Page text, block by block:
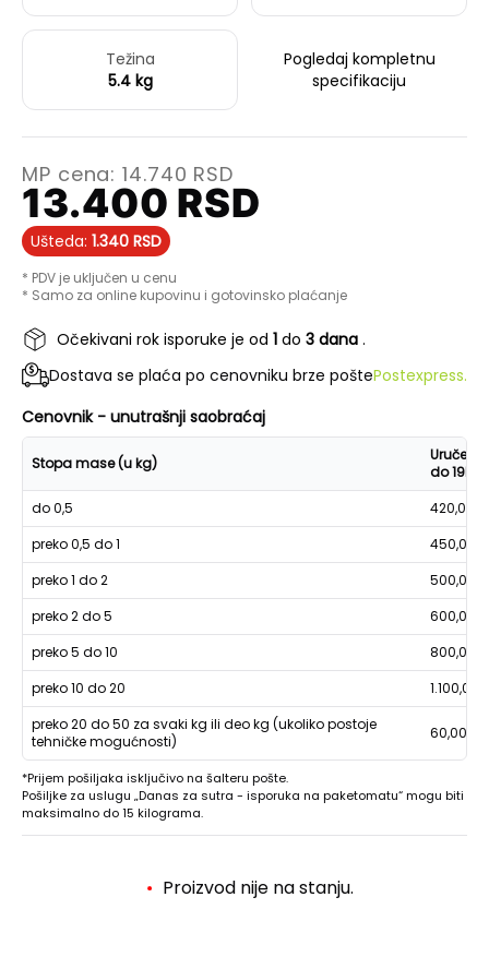
Težina
5.4 kg
Pogledaj kompletnu
specifikaciju
MP cena:14.740 RSD
13.400 RSD
Ušteda: 1.340 RSD
* PDV je uključen u cenu
* Samo za online kupovinu i gotovinsko plaćanje
Očekivani rok isporuke je od 1 do 3 dana .
Dostava se plaća po cenovniku brze poštePostexpress.
Cenovnik - unutrašnji saobraćaj
Stopa mase (u kg)
Uručenje
do 19h
do 0,5
420,00
preko 0,5 do 1
450,00
preko 1 do 2
500,00
preko 2 do 5
600,00
preko 5 do 10
800,00
preko 10 do 20
1.100,00
preko 20 do 50 za svaki kg ili deo kg (ukoliko postoje
tehničke mogućnosti)
60,00
*Prijem pošiljaka isključivo na šalteru pošte.
Pošiljke za uslugu „Danas za sutra - isporuka na paketomatu“ mogu biti
maksimalno do 15 kilograma.
Proizvod nije na stanju.